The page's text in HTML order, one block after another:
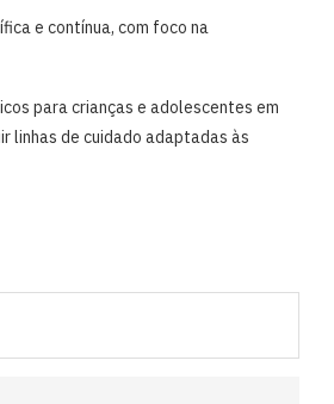
e contínua, com foco na
para crianças e adolescentes em
linhas de cuidado adaptadas às